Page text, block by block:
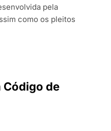
pela
como os pleitos
Código de